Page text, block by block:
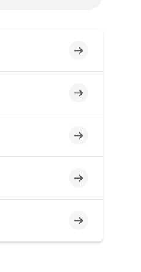
Incompleto
Incompleto
Incompleto
Incompleto
Incompleto